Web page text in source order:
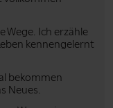
Wege. Ich erzähle
kennengelernt
bekommen
Neues.